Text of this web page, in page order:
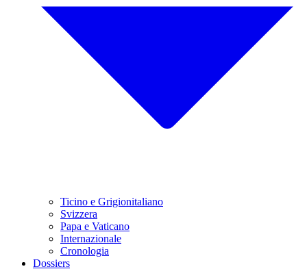
Ticino e Grigionitaliano
Svizzera
Papa e Vaticano
Internazionale
Cronologia
Dossiers